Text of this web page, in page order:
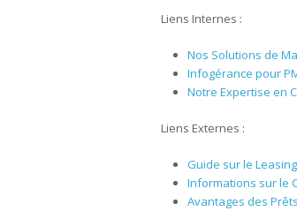
Liens Internes :
Nos Solutions de
Infogérance pour
Notre Expertise en
Liens Externes :
Guide sur le
Informations sur le
Avantages des